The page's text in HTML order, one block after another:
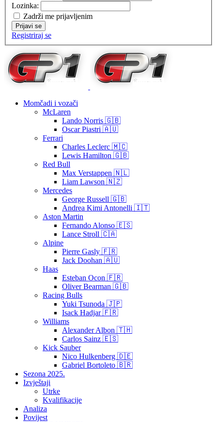
Lozinka:
Zadrži me prijavljenim
Prijavi se
Registriraj se
Momčadi i vozači
McLaren
Lando Norris 🇬🇧
Oscar Piastri 🇦🇺
Ferrari
Charles Leclerc 🇲🇨
Lewis Hamilton 🇬🇧
Red Bull
Max Verstappen 🇳🇱
Liam Lawson 🇳🇿
Mercedes
George Russell 🇬🇧
Andrea Kimi Antonelli 🇮🇹
Aston Martin
Fernando Alonso 🇪🇸
Lance Stroll 🇨🇦
Alpine
Pierre Gasly 🇫🇷
Jack Doohan 🇦🇺
Haas
Esteban Ocon 🇫🇷
Oliver Bearman 🇬🇧
Racing Bulls
Yuki Tsunoda 🇯🇵
Isack Hadjar 🇫🇷
Williams
Alexander Albon 🇹🇭
Carlos Sainz 🇪🇸
Kick Sauber
Nico Hulkenberg 🇩🇪
Gabriel Bortoleto 🇧🇷
Sezona 2025.
Izvještaji
Utrke
Kvalifikacije
Analiza
Povijest